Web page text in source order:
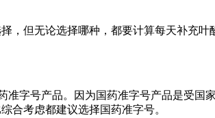
但无论选择哪种，都要计算每天补充
字号产品。因为国药准字号产品是受国
合考虑都建议选择国药准字号。